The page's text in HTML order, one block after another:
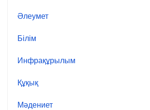
Әлеумет
Білім
Инфрақұрылым
Құқық
Мәдениет